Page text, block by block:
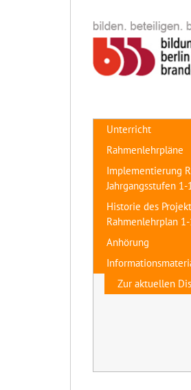
Unterricht
Rahmenlehrpläne
Implementierung
Jahrgangsstufen 1-
Historie des
Rahmenlehrplan
Anhörung
Zur aktuellen